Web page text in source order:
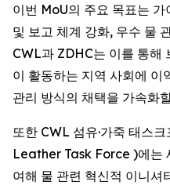
이번 MoU의 주요 목표는
및 보고 체계 강화, 우수 물
CWL과 ZDHC는 이를 통해
이 활동하는 지역 사회에 이
관리 방식의 채택을 가속화
또한 CWL 섬유·가죽 태스
Leather Task Force )에는
여해 물 관련 혁신적 이니셔